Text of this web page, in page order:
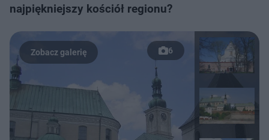
najpiękniejszy kościół regionu?
6